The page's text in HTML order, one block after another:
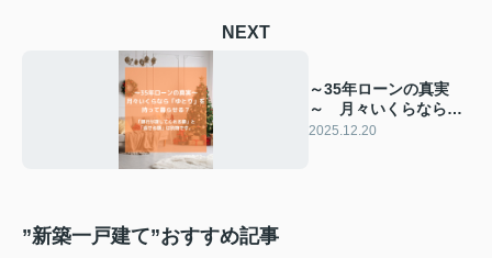
NEXT
～35年ローンの真実
～ 月々いくらなら
「ゆとり」を持って暮
2025.12.20
”新築一戸建て”おすすめ記事